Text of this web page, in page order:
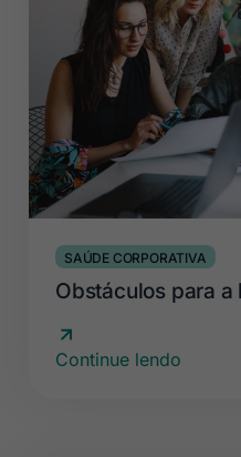
SAÚDE CORPORATIVA
Obstáculos para
Continue lendo